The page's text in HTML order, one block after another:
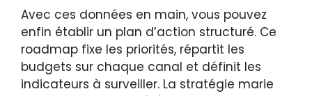
Avec ces données en main, vous pouvez
enfin établir un plan d’action structuré. Ce
roadmap fixe les priorités, répartit les
budgets sur chaque canal et définit les
indicateurs à surveiller. La stratégie marie